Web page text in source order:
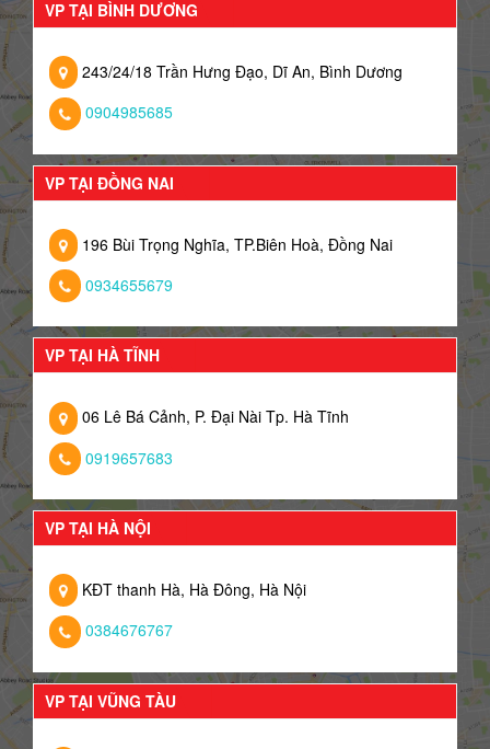
VP TẠI BÌNH DƯƠNG
243/24/18 Trần Hưng Đạo, Dĩ An, Bình Dương
0904985685
VP TẠI ĐỒNG NAI
196 Bùi Trọng Nghĩa, TP.Biên Hoà, Đồng Nai
0934655679
VP TẠI HÀ TĨNH
06 Lê Bá Cảnh, P. Đại Nài Tp. Hà Tĩnh
0919657683
VP TẠI HÀ NỘI
KĐT thanh Hà, Hà Đông, Hà Nội
0384676767
VP TẠI VŨNG TÀU